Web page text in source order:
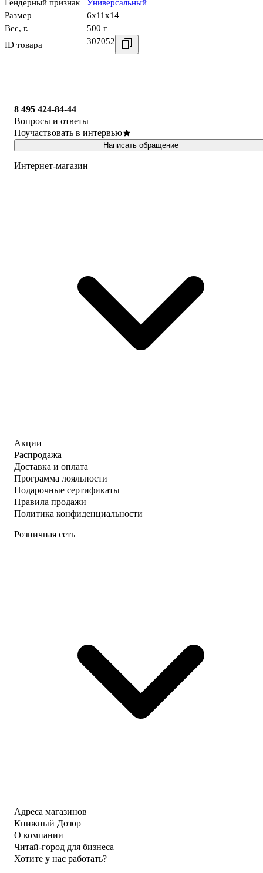
Гендерный признак
Универсальный
Размер
6x11x14
Вес, г.
500 г
ID товара
307052
8 495 424-84-44
Вопросы и ответы
Поучаствовать в интервью
Написать обращение
Интернет-магазин
Акции
Распродажа
Доставка и оплата
Программа лояльности
Подарочные сертификаты
Правила продажи
Политика конфиденциальности
Розничная сеть
Адреса магазинов
Книжный Дозор
О компании
Читай-город для бизнеса
Хотите у нас работать?